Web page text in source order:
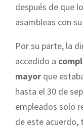
después de que
asambleas con
Por su parte, la
accedido a
mayor que
hasta el 30 de
empleados solo
de este acuerdo,